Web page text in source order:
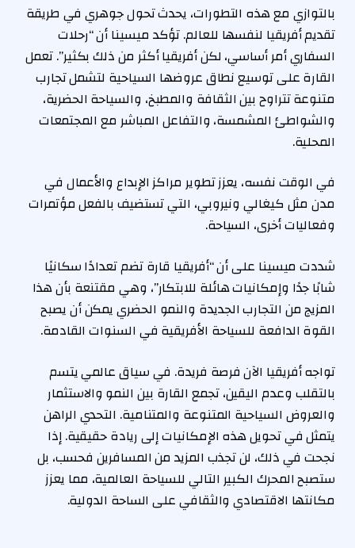
بالتوازي مع هذه التطورات، يحدث تحول جوهري في طريقة
تقديم أفريقيا لنفسها للعالم. تؤكد ميسينا أن “رحلات
السفاري أمر أساسي، لكن أفريقيا أكثر من ذلك بكثير”. تعمل
القارة على توسيع نطاق عروضها السياحية لتشمل تجارب
متنوعة تتراوح بين الثقافة والمطبخ، والسياحة الحضرية،
والشواطئ المشمسة، والتفاعل المباشر مع المجتمعات
المحلية.
في الوقت نفسه، يعزز تطوير مراكز الإبداع والأعمال في
مدن مثل كيغالي ونيروبي، التي تستضيف بالفعل مؤتمرات
وفعاليات أخرى، السياحة.
شددت ميسينا على أن “أفريقيا قارة تضم تعدادًا سكانيًا
شابًا جدًا وإمكانيات هائلة للابتكار”، وهي مقتنعة بأن هذا
المزيج من التجارب الجديدة والنمو الحضري يمكن أن يصبح
القوة الدافعة للسياحة الأفريقية في السنوات القادمة.
تواجه أفريقيا الآن فرصة فريدة. في سياق عالمي يتسم
بالتقلب وعدم اليقين، تجمع القارة بين النمو والاستثمار
والعروض السياحية المتنوعة والمتنامية. التحدي الراهن
يتمثل في تحويل هذه الإمكانيات إلى ريادة حقيقية. إذا
نجحت في ذلك، لن تجذب المزيد من المسافرين فحسب، بل
ستصبح المحرك الكبير التالي للسياحة العالمية، مما يعزز
مكانتها الاقتصادي والثقافي على الساحة الدولية.